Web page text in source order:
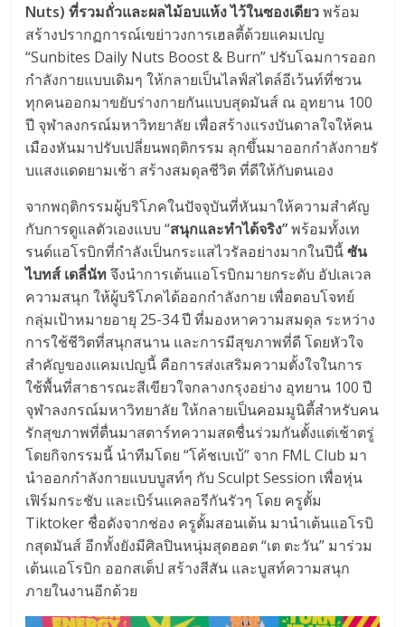
Nuts) ที่รวมถั่วและผลไม้อบแห้ง ไว้ในซองเดียวพร้อม
สร้างปรากฏการณ์เขย่าวงการเฮลตี้ด้วยแคมเปญ
“Sunbites Daily Nuts Boost & Burn” ปรับโฉมการออก
กำลังกายแบบเดิมๆ ให้กลายเป็นไลฟ์สไตล์อีเว้นท์ที่ชวน
ทุกคนออกมาขยับร่างกายกันแบบสุดมันส์ ณ อุทยาน 100
ปี จุฬาลงกรณ์มหาวิทยาลัย เพื่อสร้างแรงบันดาลใจให้คน
เมืองหันมาปรับเปลี่ยนพฤติกรรม ลุกขึ้นมาออกกำลังกายรั
บแสงแดดยามเช้า สร้างสมดุลชีวิต ที่ดีให้กับตนเอง
จากพฤติกรรมผู้บริโภคในปัจจุบันที่หันมาให้ความสำคัญ
กับการดูแลตัวเองแบบ “สนุกและทำได้จริง”พร้อมทั้งเท
รนด์แอโรบิกที่กำลังเป็นกระแสไวรัลอย่างมากในปีนี้ซัน
ไบทส์ เดลี่นัทจึงนำการเต้นแอโรบิกมายกระดับ อัปเลเวล
ความสนุก ให้ผู้บริโภคได้ออกกำลังกาย เพื่อตอบโจทย์
กลุ่มเป้าหมายอายุ 25-34 ปี ที่มองหาความสมดุล ระหว่าง
การใช้ชีวิตที่สนุกสนาน และการมีสุขภาพที่ดี โดยหัวใจ
สำคัญของแคมเปญนี้ คือการส่งเสริมความตั้งใจในการ
ใช้พื้นที่สาธารณะสีเขียวใจกลางกรุงอย่าง อุทยาน 100 ปี
จุฬาลงกรณ์มหาวิทยาลัย ให้กลายเป็นคอมมูนิตี้สำหรับคน
รักสุขภาพที่ตื่นมาสตาร์ทความสดชื่นร่วมกันตั้งแต่เช้าตรู่
โดยกิจกรรมนี้ นำทีมโดย “โค้ชเบเบ้” จาก FML Club มา
นำออกกำลังกายแบบบูสท์ๆ กับ Sculpt Session เพื่อหุ่น
เฟิร์มกระชับ และเบิร์นแคลอรีกันรัวๆ โดย ครูตั้ม
Tiktoker ชื่อดังจากช่อง ครูตั้มสอนเต้น มานำเต้นแอโรบิ
กสุดมันส์ อีกทั้งยังมีศิลปินหนุ่มสุดฮอต “เต ตะวัน” มาร่วม
เต้นแอโรบิก ออกสเต็ป สร้างสีสัน และบูสท์ความสนุก
ภายในงานอีกด้วย